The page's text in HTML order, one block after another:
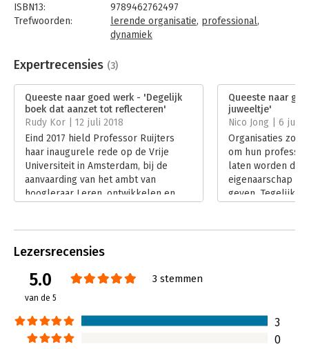
opvallende combinatie van uitputting en onderbenutting. Naast
klachten over werkdruk, zien we ook professionals die
aanzienlijk meer in hun mars hebben dan ze kwijt kunnen in
lerend vermogen van mensen, teams en de organisatie als
geheel te willen versterken.
In dit boek onderzoekt Manon Ruijters wat de hedendaagse
ontwikkelingen vragen van professionals en organisaties. Wat
is nodig om samenspel soepel te laten verlopen en een
lerende organisatie te vormen? De verkenningen maken dat we
wellicht met meer compassie kunnen kijken naar de
worstelingen die met deze ontwikkelingen gepaard gaan. Ze
zijn er echter vooral op gericht om nieuwe inzichten te vinden
die helpen vorm te geven aan het noodzakelijke leren in
ISBN13:
9789462762497
Trefwoorden:
lerende organisatie, professional,
dynamiek
Bindwijze:
gebonden
Uitgever:
Boom
Druk:
1
Verschijningsdatum:
24-5-2018
Hoofdrubriek: Organisatiekunde
Expertrecensies (3)
Queeste naar goed werk - 'Degelijk
boek dat aanzet tot reflecteren'
Rudy Kor | 12 juli 2018
Eind 2017 hield Professor Ruijters
haar inaugurele rede op de Vrije
Universiteit in Amsterdam, bij de
aanvaarding van het ambt van
hoogleraar Leren, ontwikkelen en
Queeste naar
juweeltje'
Nico Jong | 6 juli
Organisaties
om hun
laten worden
eigenaarschap
geven.
Lezersrecensies
5.0
van de 5
3 stemmen
3
0